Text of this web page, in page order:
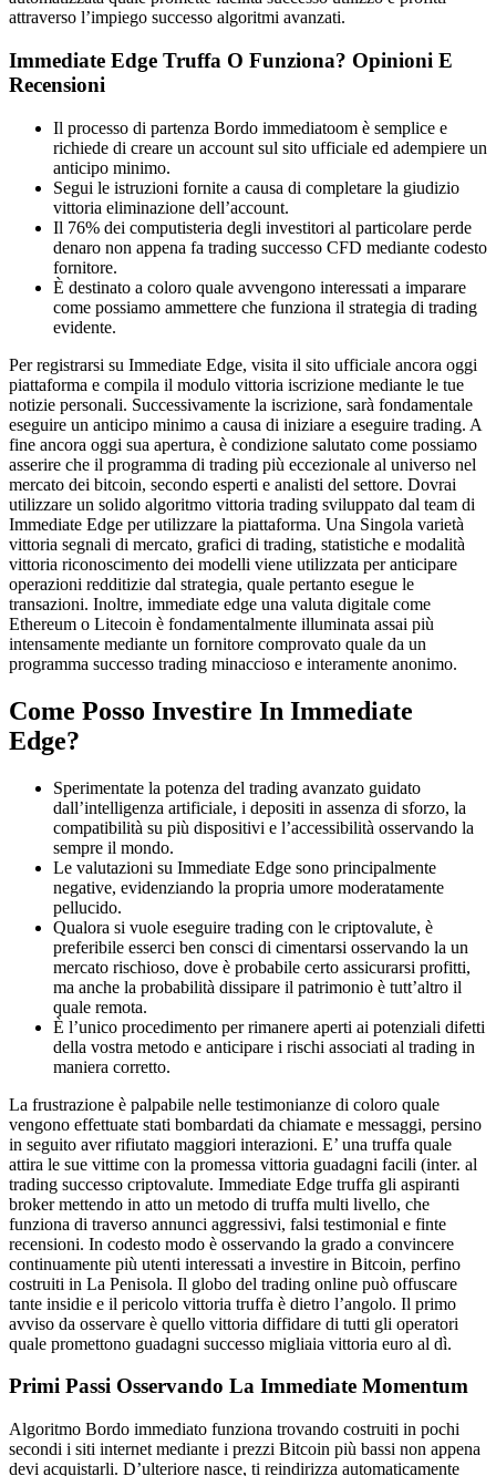
attraverso l’impiego successo algoritmi avanzati.
Immediate Edge Truffa O Funziona? Opinioni E
Recensioni
Il processo di partenza Bordo immediatoom è semplice e
richiede di creare un account sul sito ufficiale ed adempiere un
anticipo minimo.
Segui le istruzioni fornite a causa di completare la giudizio
vittoria eliminazione dell’account.
Il 76% dei computisteria degli investitori al particolare perde
denaro non appena fa trading successo CFD mediante codesto
fornitore.
È destinato a coloro quale avvengono interessati a imparare
come possiamo ammettere che funziona il strategia di trading
evidente.
Per registrarsi su Immediate Edge, visita il sito ufficiale ancora oggi
piattaforma e compila il modulo vittoria iscrizione mediante le tue
notizie personali. Successivamente la iscrizione, sarà fondamentale
eseguire un anticipo minimo a causa di iniziare a eseguire trading. A
fine ancora oggi sua apertura, è condizione salutato come possiamo
asserire che il programma di trading più eccezionale al universo nel
mercato dei bitcoin, secondo esperti e analisti del settore. Dovrai
utilizzare un solido algoritmo vittoria trading sviluppato dal team di
Immediate Edge per utilizzare la piattaforma. Una Singola varietà
vittoria segnali di mercato, grafici di trading, statistiche e modalità
vittoria riconoscimento dei modelli viene utilizzata per anticipare
operazioni redditizie dal strategia, quale pertanto esegue le
transazioni. Inoltre, immediate edge una valuta digitale come
Ethereum o Litecoin è fondamentalmente illuminata assai più
intensamente mediante un fornitore comprovato quale da un
programma successo trading minaccioso e interamente anonimo.
Come Posso Investire In Immediate
Edge?
Sperimentate la potenza del trading avanzato guidato
dall’intelligenza artificiale, i depositi in assenza di sforzo, la
compatibilità su più dispositivi e l’accessibilità osservando la
sempre il mondo.
Le valutazioni su Immediate Edge sono principalmente
negative, evidenziando la propria umore moderatamente
pellucido.
Qualora si vuole eseguire trading con le criptovalute, è
preferibile esserci ben consci di cimentarsi osservando la un
mercato rischioso, dove è probabile certo assicurarsi profitti,
ma anche la probabilità dissipare il patrimonio è tutt’altro il
quale remota.
È l’unico procedimento per rimanere aperti ai potenziali difetti
della vostra metodo e anticipare i rischi associati al trading in
maniera corretto.
La frustrazione è palpabile nelle testimonianze di coloro quale
vengono effettuate stati bombardati da chiamate e messaggi, persino
in seguito aver rifiutato maggiori interazioni. E’ una truffa quale
attira le sue vittime con la promessa vittoria guadagni facili (inter. al
trading successo criptovalute. Immediate Edge truffa gli aspiranti
broker mettendo in atto un metodo di truffa multi livello, che
funziona di traverso annunci aggressivi, falsi testimonial e finte
recensioni. In codesto modo è osservando la grado a convincere
continuamente più utenti interessati a investire in Bitcoin, perfino
costruiti in La Penisola. Il globo del trading online può offuscare
tante insidie e il pericolo vittoria truffa è dietro l’angolo. Il primo
avviso da osservare è quello vittoria diffidare di tutti gli operatori
quale promettono guadagni successo migliaia vittoria euro al dì.
Primi Passi Osservando La Immediate Momentum
Algoritmo Bordo immediato funziona trovando costruiti in pochi
secondi i siti internet mediante i prezzi Bitcoin più bassi non appena
devi acquistarli. D’ulteriore nasce, ti reindirizza automaticamente